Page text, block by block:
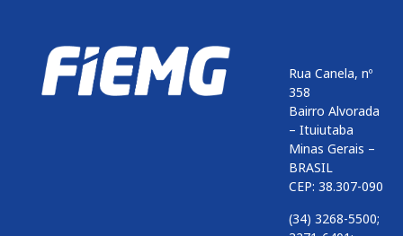
Rua Canela, nº
358
Bairro Alvorada
– Ituiutaba
Minas Gerais –
BRASIL
CEP: 38.307-090
(34) 3268-5500;